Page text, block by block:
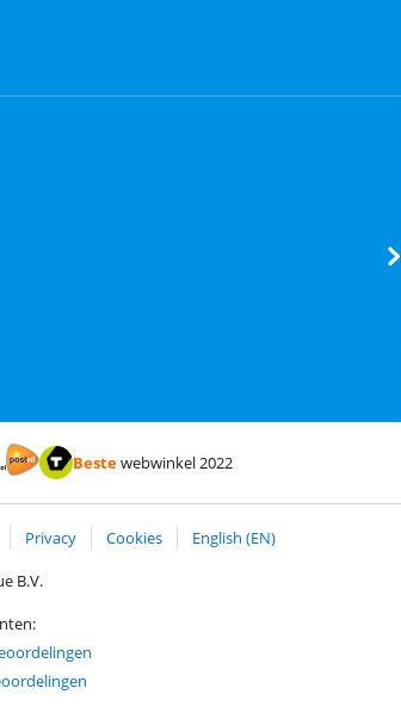
Bestewebwinkel 2022
Privacy Cookies
English (EN)
B.V.